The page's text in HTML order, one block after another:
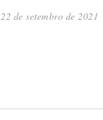
22 de setembro de 2021